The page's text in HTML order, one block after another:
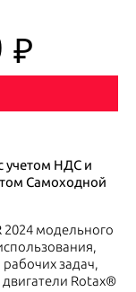
₽
учетом НДС и
Самоходной
2024 модельного
задач,
Rotax®